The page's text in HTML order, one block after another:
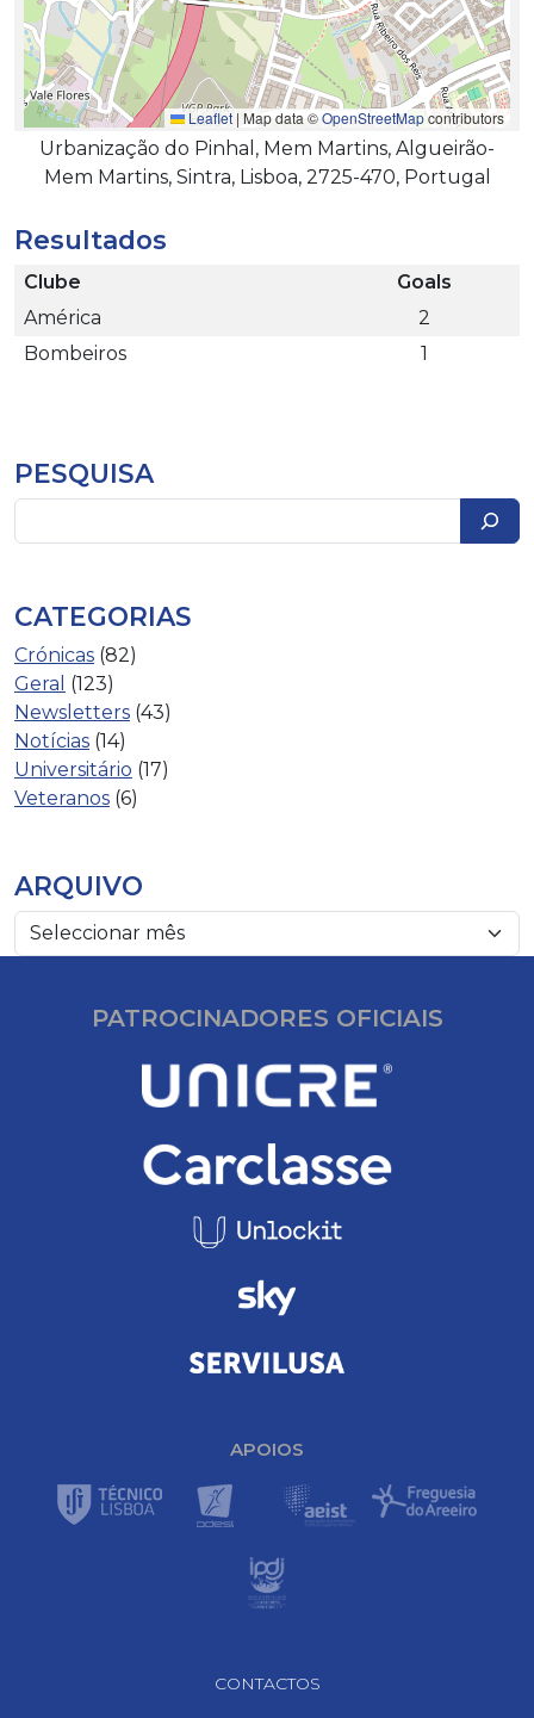
Leaflet | Map data ©OpenStreetMapcontributors
Urbanização do Pinhal, Mem Martins, Algueirão-
Mem Martins, Sintra, Lisboa, 2725-470, Portugal
Resultados
Clube
Goals
América
2
Bombeiros
1
PESQUISA
CATEGORIAS
Crónicas (82)
Geral (123)
Newsletters (43)
Notícias (14)
Universitário (17)
Veteranos (6)
ARQUIVO
PATROCINADORES OFICIAIS
APOIOS
CONTACTOS